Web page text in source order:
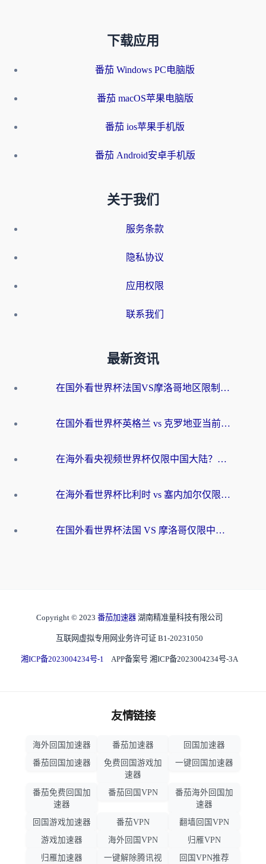
下载应用
番茄 Windows PC电脑版
番茄 macOS苹果电脑版
番茄 ios苹果手机版
番茄 Android安卓手机版
关于我们
服务条款
隐私协议
应用权限
联系我们
最新资讯
在国外看世界杯法国VS摩洛哥地区限制？这篇指南让你流畅看中文解说无压力
在国外看世界杯英格兰 vs 克罗地亚当前地区不可播放？这篇指南帮你搞定所有海外观赛难题
在海外看央视频世界杯仅限中国大陆？这篇指南帮你解锁中文解说+无卡顿直播
在海外看世界杯比利时 vs 塞内加尔仅限中国大陆？我找到了最流畅的中文解说之路
在国外看世界杯法国 VS 摩洛哥仅限中国大陆？海外党这样看中文解说赛事不卡顿
Copyright © 2023 番茄加速器 湖南精准量科技有限公司
互联网虚拟专用网业务许可证 B1-20231050
湘ICP备2023004234号-1 APP备案号 湘ICP备2023004234号-3A
友情链接
海外回国加速器 番茄加速器
回国加速器
番茄回国加速器
免费回国游戏加
速器
一键回国加速器
番茄免费回国加
速器
番茄回国VPN
番茄海外回国加
速器
回国游戏加速器
番茄VPN
翻墙回国VPN
游戏加速器
海外回国VPN
归雁VPN
归雁加速器
一键解除腾讯视 回国VPN推荐